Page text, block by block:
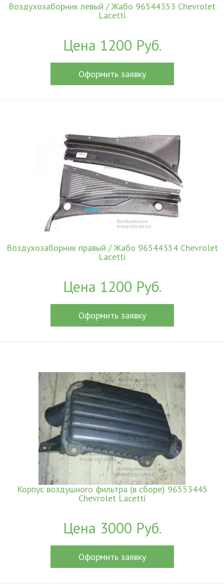
Воздухозаборник левый / Жабо 96544353 Chevrolet
Lacetti
Цена 1200 Руб.
Оформить заявку
Воздухозаборник правый / Жабо 96544354 Chevrolet
Lacetti
Цена 1200 Руб.
Оформить заявку
Корпус воздушного фильтра (в сборе) 96553445
Chevrolet Lacetti
Цена 3000 Руб.
Оформить заявку